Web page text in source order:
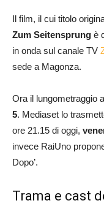
Il film, il cui titolo
Zum Seitensprung è
in onda sul canale TV
sede a Magonza.
Ora il lungometraggio
5. Mediaset lo
ore 21.15 di oggi,
invece RaiUno
Dopo’.
Trama e cast